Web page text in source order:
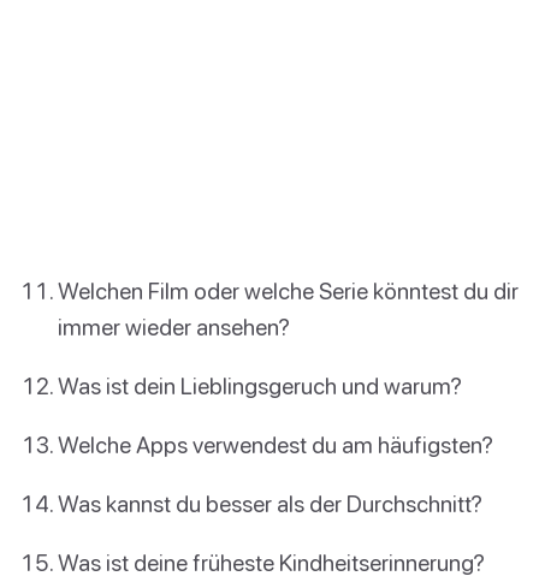
Welchen Film oder welche Serie könntest du dir
immer wieder ansehen?
Was ist dein Lieblingsgeruch und warum?
Welche Apps verwendest du am häufigsten?
Was kannst du besser als der Durchschnitt?
Was ist deine früheste Kindheitserinnerung?